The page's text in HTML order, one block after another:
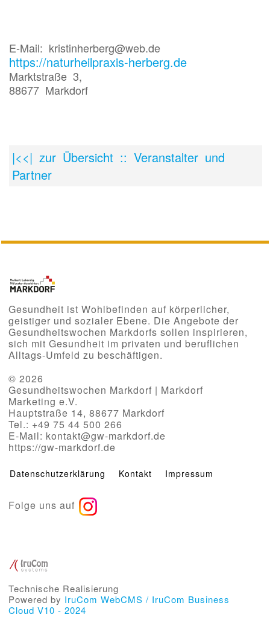
E-Mail: kristinherberg@web.de
https://naturheilpraxis-herberg.de
Marktstraße 3,
88677 Markdorf
|<<| zur Übersicht :: Veranstalter und
Partner
Gesundheit ist Wohlbefinden auf körperlicher,
geistiger und sozialer Ebene. Die Angebote der
Gesundheitswochen Markdorfs sollen inspirieren,
sich mit Gesundheit im privaten und beruflichen
Alltags-Umfeld zu beschäftigen.
© 2026
Gesundheitswochen Markdorf | Markdorf
Marketing e.V.
Hauptstraße 14, 88677 Markdorf
Tel.: +49 75 44 500 266
E-Mail: kontakt@gw-markdorf.de
https://gw-markdorf.de
Datenschutzerklärung Kontakt Impressum
Folge uns auf
Technische Realisierung
Powered by IruCom WebCMS / IruCom Business
Cloud V10 - 2024